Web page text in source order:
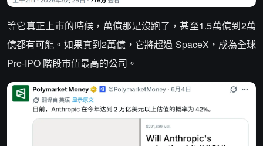
等它真正上市的時候，萬億那是沒跑了，甚至1.5萬億到2萬
億都有可能。如果真到2萬億，它將超過 SpaceX，成為全球
Pre-IPO 階段市值最高的公司。